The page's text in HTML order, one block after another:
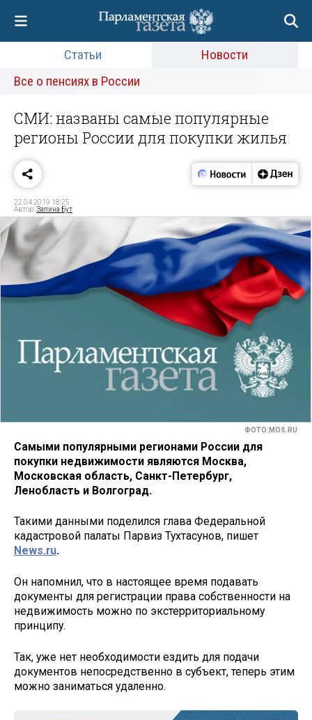
Статьи
Новости
Все о пенсиях в России
СМИ: названы самые популярные
регионы России для покупки жилья
22.04.2019 18:25
Автор:Залина Бут
ФОТО:MOS.RU
Самыми популярными регионами России для
покупки недвижимости являются Москва,
Московская область, Санкт-Петербург,
Ленобласть и Волгоград.
Такими данными поделился глава Федеральной
кадастровой палаты Парвиз Тухтасунов, пишет
News.ru.
Он напомнил, что в настоящее время подавать
документы для регистрации права собственности на
недвижимость можно по экстерриториальному
принципу.
Так, уже нет необходимости ездить для подачи
документов непосредственно в субъект, теперь этим
можно заниматься удаленно.